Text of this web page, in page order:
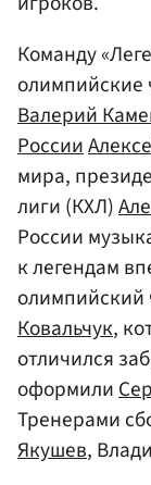
Команду
Валерий
России
мира,
лиги (КХЛ)
России
к легендам
олимпийский
Ковальчук,
отличился
оформили
Тренерами
Якушев,